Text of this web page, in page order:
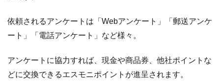
依頼されるアンケートは「Webアンケート」「郵送アンケ
ート」「電話アンケート」など様々。
アンケートに協力すれば、現金や商品券、他社ポイントな
どに交換できるエスモニポイントが進呈されます。